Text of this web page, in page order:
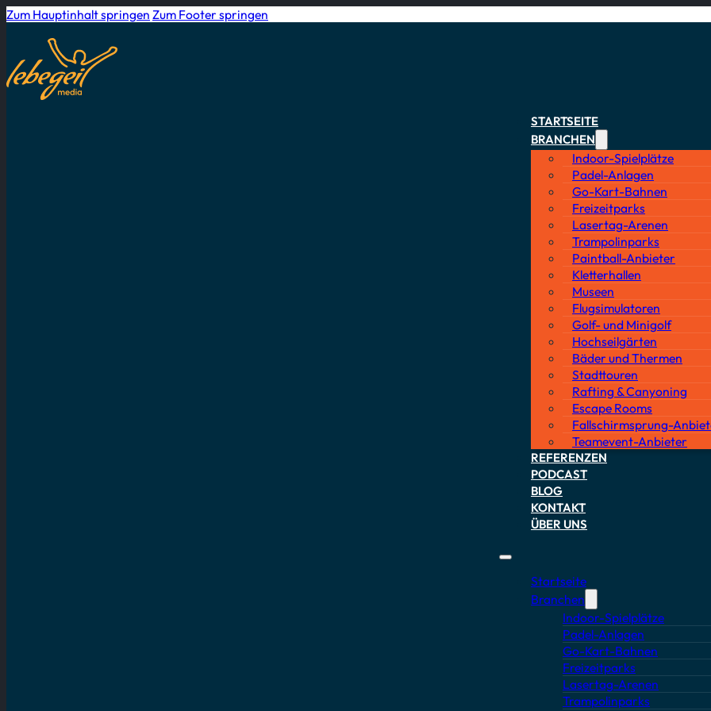
Zum Hauptinhalt springen Zum Footer springen
STARTSEITE
BRANCHEN
Indoor-Spielplätze
Padel-Anlagen
Go-Kart-Bahnen
Freizeitparks
Lasertag-Arenen
Trampolinparks
Paintball-Anbieter
Kletterhallen
Museen
Flugsimulatoren
Golf- und Minigolf
Hochseilgärten
Bäder und Thermen
Stadttouren
Rafting & Canyoning
Escape Rooms
Fallschirmsprung-
Teamevent-Anbieter
REFERENZEN
PODCAST
BLOG
KONTAKT
ÜBER UNS
Startseite
Branchen
Indoor-Spielplätze
Padel-Anlagen
Go-Kart-Bahnen
Freizeitparks
Lasertag-Arenen
Trampolinparks